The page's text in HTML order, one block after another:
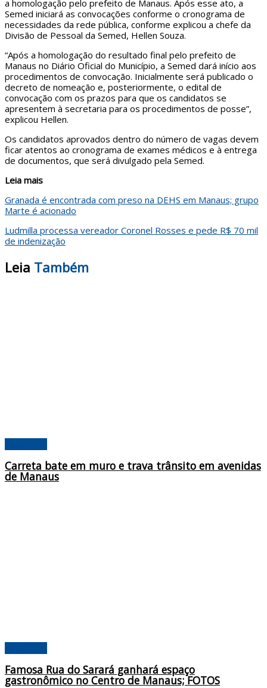
a homologação pelo prefeito de Manaus. Após esse ato, a
Semed iniciará as convocações conforme o cronograma de
necessidades da rede pública, conforme explicou a chefe da
Divisão de Pessoal da Semed, Hellen Souza.
“Após a homologação do resultado final pelo prefeito de
Manaus no Diário Oficial do Município, a Semed dará início aos
procedimentos de convocação. Inicialmente será publicado o
decreto de nomeação e, posteriormente, o edital de
convocação com os prazos para que os candidatos se
apresentem à secretaria para os procedimentos de posse”,
explicou Hellen.
Os candidatos aprovados dentro do número de vagas devem
ficar atentos ao cronograma de exames médicos e à entrega
de documentos, que será divulgado pela Semed.
Leia mais
Granada é encontrada com preso na DEHS em Manaus; grupo
Marte é acionado
Ludmilla processa vereador Coronel Rosses e pede R$ 70 mil
de indenização
Leia Também
Carreta bate em muro e trava trânsito em avenidas
de Manaus
Famosa Rua do Sarará ganhará espaço
gastronômico no Centro de Manaus; FOTOS